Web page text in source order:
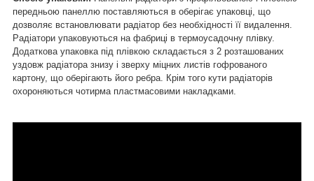
передньою панеллю поставляються в оберігає упаковці, що
дозволяє встановлювати радіатор без необхідності її видалення.
Радіатори упаковуються на фабриці в термоусадочну плівку.
Додаткова упаковка під плівкою складається з 2 розташованих
уздовж радіатора знизу і зверху міцних листів гофрованого
картону, що оберігають його ребра. Крім того кути радіаторів
охороняються чотирма пластмасовими накладками.